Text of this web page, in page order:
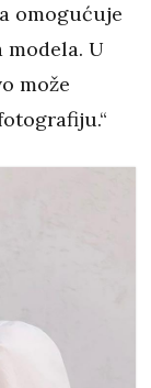
omogućuje
modela. U
može